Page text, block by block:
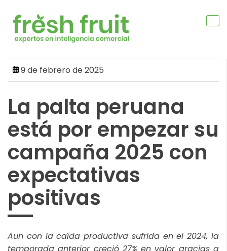
content
9 de febrero de 2025
La palta peruana
está por empezar su
campaña 2025 con
expectativas
positivas
Aun con la caída productiva sufrida en el 2024, la
temporada anterior creció 27% en valor gracias a